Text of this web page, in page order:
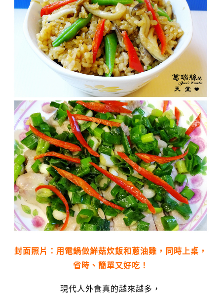
封面照片：用電鍋做鮮菇炊飯和蔥油雞，同時上桌，
省時、簡單又好吃！
現代人外食真的越來越多，